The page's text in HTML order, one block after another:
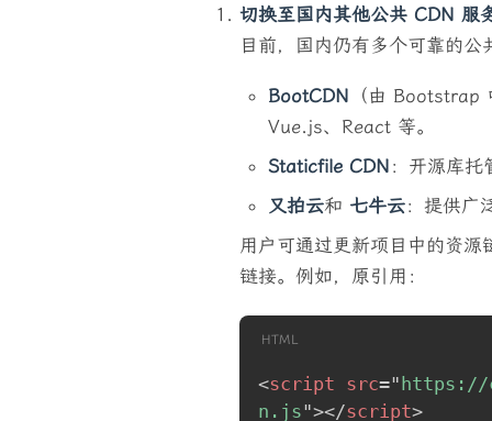
切换至国内其他公共 CDN 服
目前，国内仍有多个可靠的
BootCDN （由 Bootstrap
Vue.js、React 等。
Staticfile CDN ：开源库托
又拍云和 七牛云：提供广
用户可通过更新项目中的资
链接。例如，原引用：
<script src=" https://
n.js"></script>
HTML